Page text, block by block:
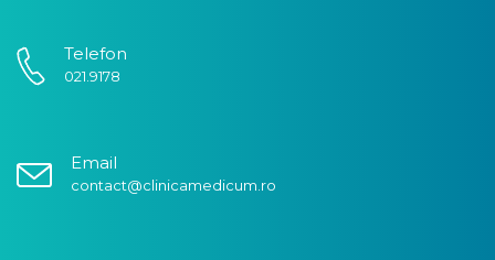
Telefon
021.9178
Email
contact@clinicamedicum.ro